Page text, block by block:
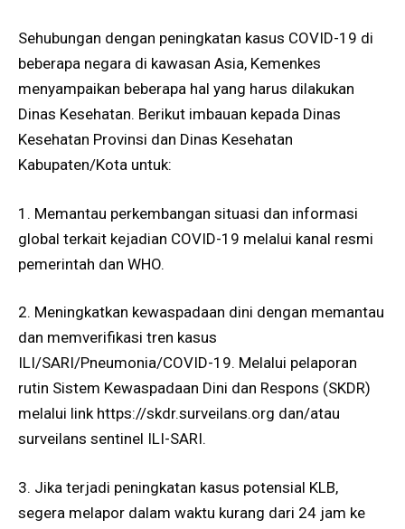
Sehubungan dengan peningkatan kasus COVID-19 di
beberapa negara di kawasan Asia, Kemenkes
menyampaikan beberapa hal yang harus dilakukan
Dinas Kesehatan. Berikut imbauan kepada Dinas
Kesehatan Provinsi dan Dinas Kesehatan
Kabupaten/Kota untuk:
1. Memantau perkembangan situasi dan informasi
global terkait kejadian COVID-19 melalui kanal resmi
pemerintah dan WHO.
2. Meningkatkan kewaspadaan dini dengan memantau
dan memverifikasi tren kasus
ILI/SARI/Pneumonia/COVID-19. Melalui pelaporan
rutin Sistem Kewaspadaan Dini dan Respons (SKDR)
melalui link https://skdr.surveilans.org dan/atau
surveilans sentinel ILI-SARI.
3. Jika terjadi peningkatan kasus potensial KLB,
segera melapor dalam waktu kurang dari 24 jam ke